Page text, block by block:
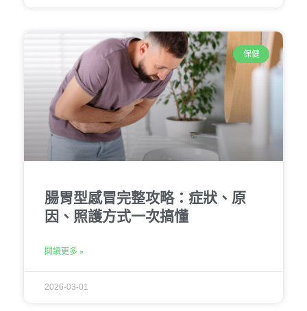
保健
腸胃型感冒完整攻略：症狀、原
因、照護方式一次搞懂
閱讀更多 »
2026-03-01